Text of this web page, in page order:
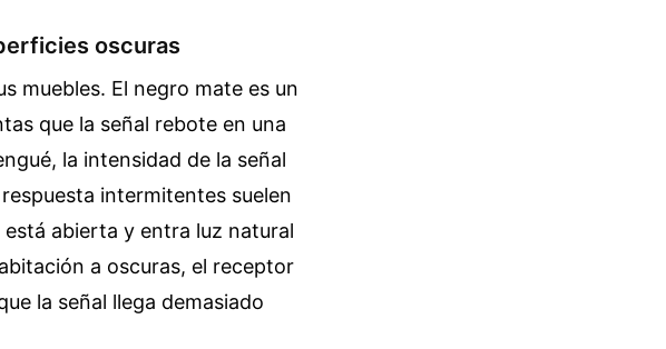
oscuras
muebles. El negro mate es un
que la señal rebote en una
la intensidad de la señal
intermitentes suelen
abierta y entra luz natural
a oscuras, el receptor
la señal llega demasiado